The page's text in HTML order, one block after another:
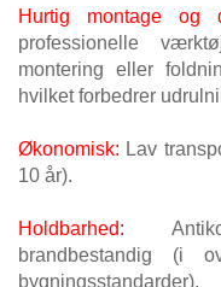
Hurtig montage og
professionelle
montering eller
hvilket forbedrer
Økonomisk: Lav
10 år).
Holdbarhed:
brandbestandig (i
bygningsstandarder).